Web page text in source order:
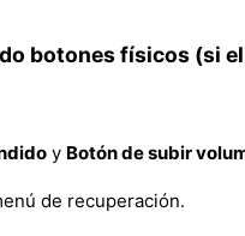
botones físicos (si
y Botón de subir
de recuperación.